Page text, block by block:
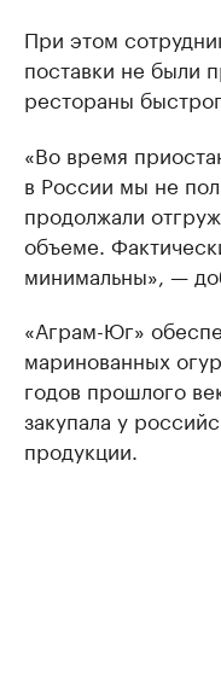
При этом
поставки не были
рестораны
«Во время
в России мы не
продолжали
объеме.
минимальны», —
«Аграм-Юг»
маринованных
годов прошлого
закупала у
продукции.